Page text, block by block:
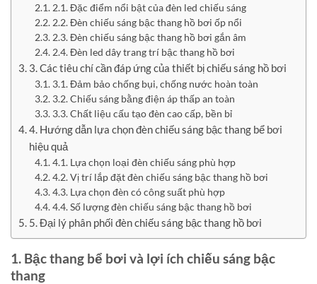
2.1. Đặc điểm nổi bật của đèn led chiếu sáng
2.2. Đèn chiếu sáng bậc thang hồ bơi ốp nổi
2.3. Đèn chiếu sáng bậc thang hồ bơi gắn âm
2.4. Đèn led dây trang trí bậc thang hồ bơi
3. Các tiêu chí cần đáp ứng của thiết bị chiếu sáng hồ bơi
3.1. Đảm bảo chống bụi, chống nước hoàn toàn
3.2. Chiếu sáng bằng điện áp thấp an toàn
3.3. Chất liệu cấu tạo đèn cao cấp, bền bỉ
4. Hướng dẫn lựa chọn đèn chiếu sáng bậc thang bể bơi
hiệu quả
4.1. Lựa chọn loại đèn chiếu sáng phù hợp
4.2. Vị trí lắp đặt đèn chiếu sáng bậc thang hồ bơi
4.3. Lựa chọn đèn có công suất phù hợp
4.4. Số lượng đèn chiếu sáng bậc thang hồ bơi
5. Đại lý phân phối đèn chiếu sáng bậc thang hồ bơi
1. Bậc thang bể bơi và lợi ích chiếu sáng bậc
thang